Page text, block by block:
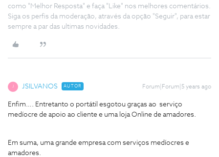
como "Melhor Resposta" e faça "Like" nos melhores comentários.
Siga os perfis da moderação, através da opção "Seguir", para estar
sempre a par das ultimas novidades.
J JSILVANOS AUTOR Forum|Forum|5 years ago
Enfim…. Entretanto o portátil esgotou graças ao serviço
medíocre de apoio ao cliente e uma loja Online de amadores.
Em suma, uma grande empresa com serviços medíocres e
amadores.